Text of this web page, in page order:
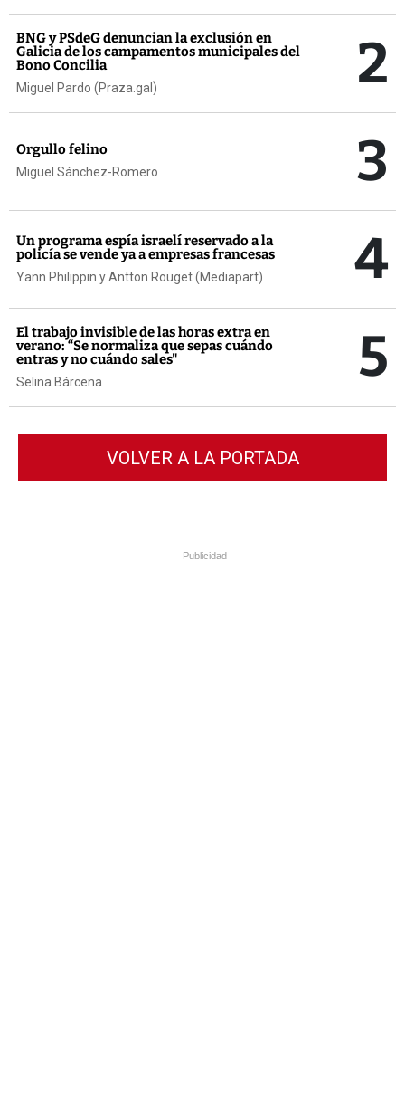
BNG y PSdeG denuncian la exclusión en
Galicia de los campamentos municipales del
Bono Concilia
Miguel Pardo (Praza.gal) 2
Orgullo felino
Miguel Sánchez-Romero 3
Un programa espía israelí reservado a la
policía se vende ya a empresas francesas
Yann Philippin y Antton Rouget (Mediapart) 4
El trabajo invisible de las horas extra en
verano: “Se normaliza que sepas cuándo
entras y no cuándo sales"
Selina Bárcena 5
VOLVER A LA PORTADA
Publicidad